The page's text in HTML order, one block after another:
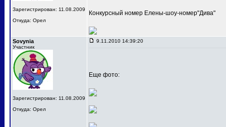
Зарегистрирован: 11.08.2009
Откуда: Орел
Конкурсный номер Елены-шоу-номер"Дива"
Sovynia
Участник
Зарегистрирован: 11.08.2009
Откуда: Орел
9.11.2010 14:39:20
Еще фото: